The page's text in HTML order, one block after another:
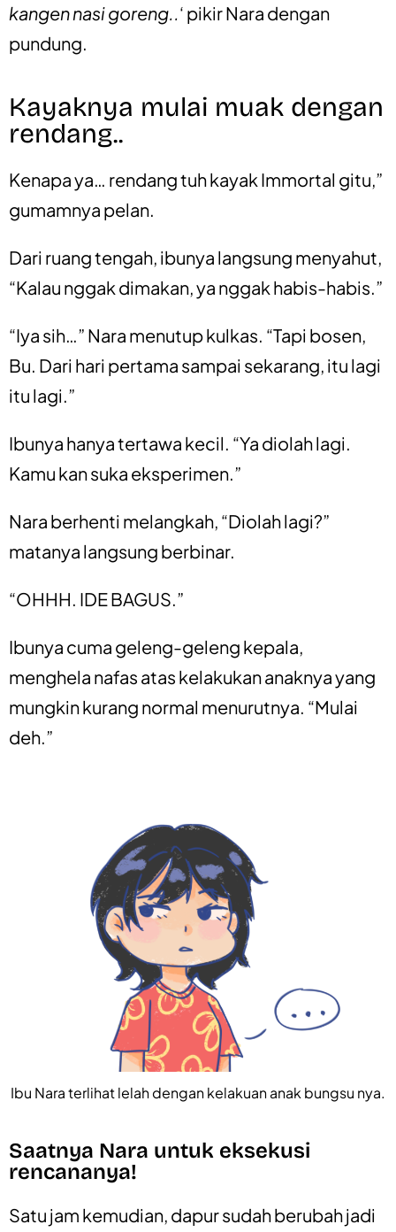
kangen nasi goreng..‘ pikir Nara dengan
pundung.
Kayaknya mulai muak dengan
rendang..
Kenapa ya… rendang tuh kayak Immortal gitu,”
gumamnya pelan.
Dari ruang tengah, ibunya langsung menyahut,
“Kalau nggak dimakan, ya nggak habis-habis.”
“Iya sih…” Nara menutup kulkas. “Tapi bosen,
Bu. Dari hari pertama sampai sekarang, itu lagi
itu lagi.”
Ibunya hanya tertawa kecil. “Ya diolah lagi.
Kamu kan suka eksperimen.”
Nara berhenti melangkah, “Diolah lagi?”
matanya langsung berbinar.
“OHHH. IDE BAGUS.”
Ibunya cuma geleng-geleng kepala,
menghela nafas atas kelakukan anaknya yang
mungkin kurang normal menurutnya. “Mulai
deh.”
Ibu Nara terlihat lelah dengan kelakuan anak bungsu nya.
Saatnya Nara untuk eksekusi
rencananya!
Satu jam kemudian, dapur sudah berubah jadi